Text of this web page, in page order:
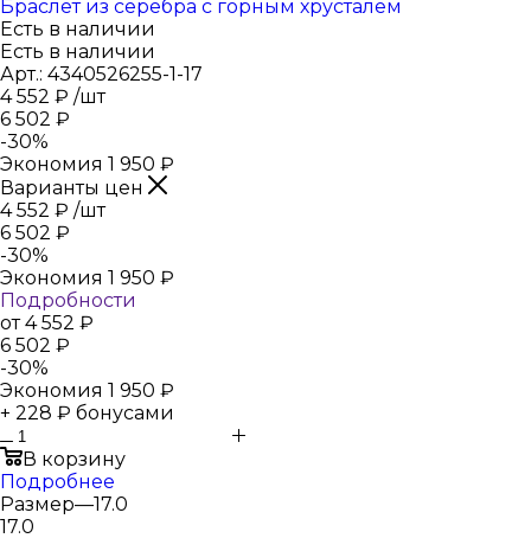
Браслет из серебра с горным хрусталём
Есть в наличии
Есть в наличии
Арт.: 4340526255-1-17
4 552 ₽ /шт
6 502 ₽
-30%
Экономия 1 950 ₽
Варианты цен
4 552 ₽ /шт
6 502 ₽
-30%
Экономия 1 950 ₽
Подробности
от4 552 ₽
6 502 ₽
-30%
Экономия 1 950 ₽
+ 228 ₽ бонусами
В корзину
Подробнее
Размер—17.0
17.0